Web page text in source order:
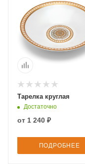
Тарелка круглая
Достаточно
от 1 240 ₽
ПОДРОБНЕЕ